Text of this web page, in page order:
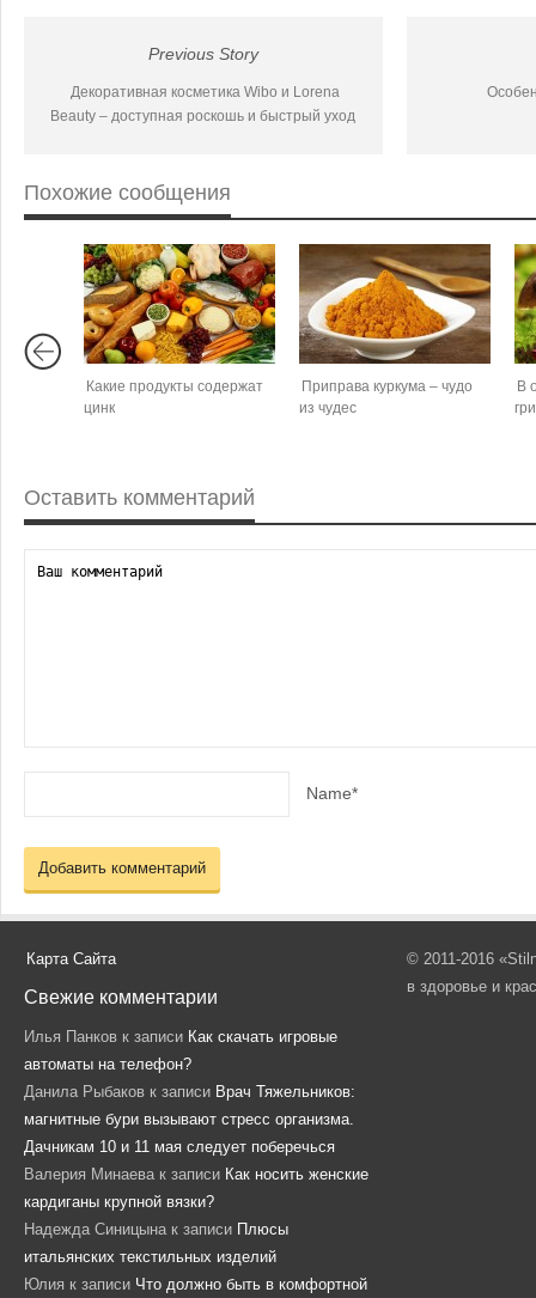
Previous Story
Декоративная косметика Wibo и Lorena
Beauty – доступная роскошь и быстрый уход
Похожие сообщения
Какие продукты содержат
цинк
Приправа куркума – чудо
из чудес
В
Оставить комментарий
Name*
Карта Сайта
Свежие комментарии
Илья Панков к записи Как скачать игровые
автоматы на телефон?
Данила Рыбаков к записи Врач Тяжельников:
магнитные бури вызывают стресс организма.
Дачникам 10 и 11 мая следует поберечься
Валерия Минаева к записи Как носить женские
кардиганы крупной вязки?
Надежда Синицына к записи Плюсы
итальянских текстильных изделий
Юлия к записи Что должно быть в комфортной
© 2011-2016
в здоровье и